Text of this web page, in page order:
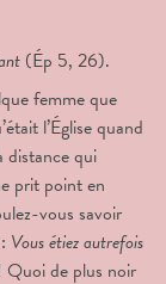
(Ép 5, 26).
femme que
l’Église quand
distance qui
prit point en
vous savoir
Vous étiez autrefois
Quoi de plus noir